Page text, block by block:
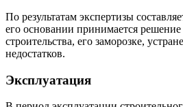
По результатам экспертизы
его основании принимается
строительства, его заморозке,
недостатков.
Эксплуатация